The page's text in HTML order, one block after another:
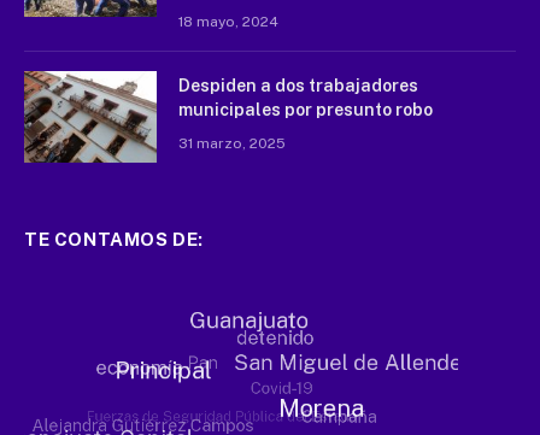
18 mayo, 2024
Despiden a dos trabajadores
municipales por presunto robo
31 marzo, 2025
TE CONTAMOS DE: